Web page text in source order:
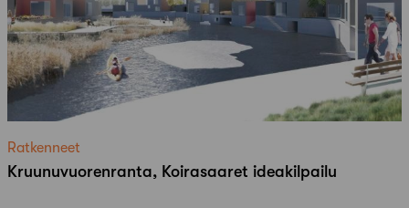
Ratkenneet
Kruunuvuorenranta, Koirasaaret ideakilpailu